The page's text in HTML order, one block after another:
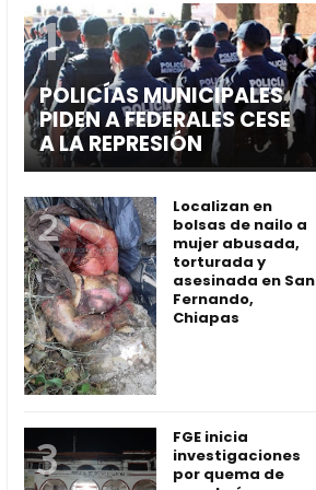
POLICÍAS MUNICIPALES
PIDEN A FEDERALES CESE
A LA REPRESIÓN
Localizan en
bolsas de nailo a
mujer abusada,
torturada y
asesinada en San
Fernando,
Chiapas
FGE inicia
investigaciones
por quema de